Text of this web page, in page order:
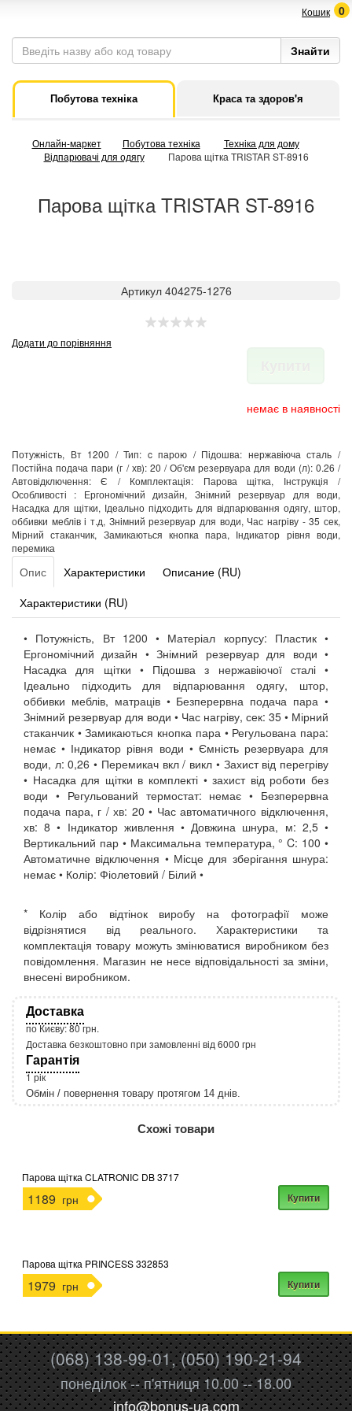
Кошик 0
Побутова техніка Краса та здоров'я
Онлайн-маркет Побутова техніка
Техніка для дому
Відпарювачі для одягу
Парова щітка TRISTAR ST-8916
Парова щітка TRISTAR ST-8916
Артикул 404275-1276
Додати до порівняння
немає в наявності
Потужність, Вт 1200 / Тип: c парою / Підошва: нержавіюча сталь /
Постійна подача пари (г / хв): 20 / Об'єм резервуара для води (л): 0.26 /
Автовідключення: Є / Комплектація: Парова щітка, Інструкція /
Особливості : Ергономічний дизайн, Знімний резервуар для води,
Насадка для щітки, Ідеально підходить для відпарювання одягу, штор,
оббивки меблів і т.д, Знімний резервуар для води, Час нагріву - 35 сек,
Мірний стаканчик, Замикаються кнопка пара, Індикатор рівня води,
перемика
Опис Характеристики
Описание (RU)
Характеристики (RU)
• Потужність, Вт 1200 • Матеріал корпусу: Пластик •
Ергономічний дизайн • Знімний резервуар для води •
Насадка для щітки • Підошва з нержавіючої сталі •
Ідеально підходить для відпарювання одягу, штор,
оббивки меблів, матраців • Безперервна подача пара •
Знімний резервуар для води • Час нагріву, сек: 35 • Мірний
стаканчик • Замикаються кнопка пара • Регульована пара:
немає • Індикатор рівня води • Ємність резервуара для
води, л: 0,26 • Перемикач вкл / викл • Захист від перегріву
• Насадка для щітки в комплекті • захист від роботи без
води • Регульований термостат: немає • Безперервна
подача пара, г / хв: 20 • Час автоматичного відключення,
хв: 8 • Індикатор живлення • Довжина шнура, м: 2,5 •
Вертикальний пар • Максимальна температура, ° C: 100 •
Автоматичне відключення • Місце для зберігання шнура:
немає • Колір: Фіолетовий / Білий •
* Колір або відтінок виробу на фотографії може
відрізнятися від реального. Характеристики та
комплектація товару можуть змінюватися виробником без
повідомлення. Магазин не несе відповідальності за зміни,
внесені виробником.
Доставка
по Києву: 80 грн.
Доставка безкоштовно при замовленні від 6000 грн
Гарантія
1 рік
Обмін / повернення товару протягом 14 днів.
Схожі товари
Парова щітка CLATRONIC DB 3717
1189 грн Купити
Парова щітка PRINCESS 332853
1979 грн Купити
(068) 138-99-01, (050) 190-21-94
понеділок -- п'ятниця 10.00 -- 18.00
info@bonus-ua.com